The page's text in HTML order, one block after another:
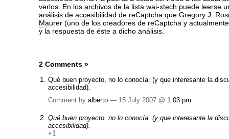
verlos. En los archivos de la lista wai-xtech puede leerse
análisis de accesibilidad de reCaptcha que Gregory J.
Maurer (uno de los creadores de reCaptcha y
y la respuesta de éste a dicho análisis.
2 Comments »
Qué buen proyecto, no lo conocía. (y que interesante la
accesibilidad).
Comment by alberto — 15 July 2007 @ 1:03 pm
Qué buen proyecto, no lo conocía. (y que interesante la
accesibilidad).
+1